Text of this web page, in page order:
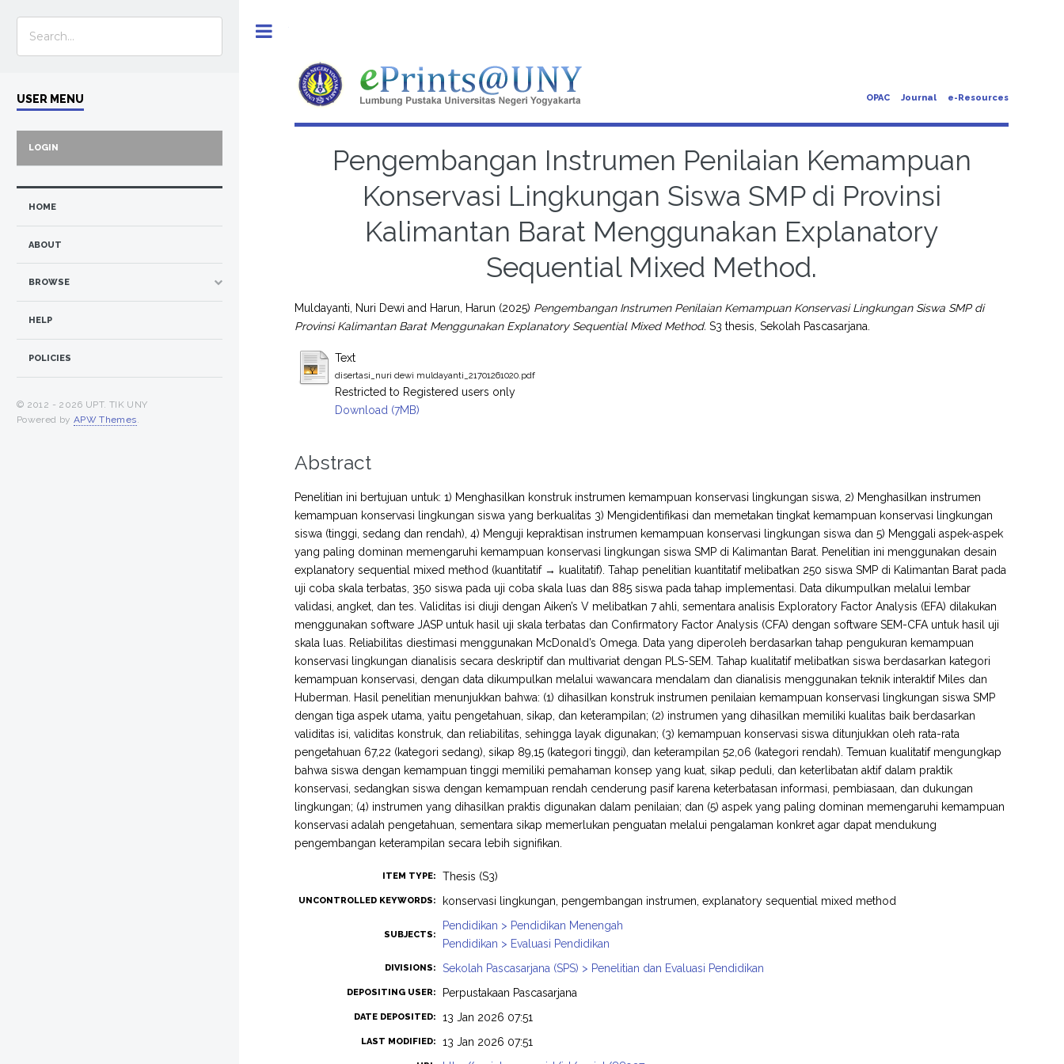
OPAC Journal e-Resources
Pengembangan Instrumen Penilaian Kemampuan
Konservasi Lingkungan Siswa SMP di Provinsi
Kalimantan Barat Menggunakan Explanatory
Sequential Mixed Method.
Muldayanti, Nuri Dewi and Harun, Harun (2025) Pengembangan Instrumen Penilaian Kemampuan Konservasi Lingkungan Siswa SMP di
Provinsi Kalimantan Barat Menggunakan Explanatory Sequential Mixed Method. S3 thesis, Sekolah Pascasarjana.
Text
disertasi_nuri dewi muldayanti_21701261020.pdf
Restricted to Registered users only
Download (7MB)
Abstract
Penelitian ini bertujuan untuk: 1) Menghasilkan konstruk instrumen kemampuan konservasi lingkungan siswa, 2) Menghasilkan instrumen
kemampuan konservasi lingkungan siswa yang berkualitas 3) Mengidentifikasi dan memetakan tingkat kemampuan konservasi lingkungan
siswa (tinggi, sedang dan rendah), 4) Menguji kepraktisan instrumen kemampuan konservasi lingkungan siswa dan 5) Menggali aspek-aspek
yang paling dominan memengaruhi kemampuan konservasi lingkungan siswa SMP di Kalimantan Barat. Penelitian ini menggunakan desain
explanatory sequential mixed method (kuantitatif → kualitatif). Tahap penelitian kuantitatif melibatkan 250 siswa SMP di Kalimantan Barat pada
uji coba skala terbatas, 350 siswa pada uji coba skala luas dan 885 siswa pada tahap implementasi. Data dikumpulkan melalui lembar
validasi, angket, dan tes. Validitas isi diuji dengan Aiken’s V melibatkan 7 ahli, sementara analisis Exploratory Factor Analysis (EFA) dilakukan
menggunakan software JASP untuk hasil uji skala terbatas dan Confirmatory Factor Analysis (CFA) dengan software SEM-CFA untuk hasil uji
skala luas. Reliabilitas diestimasi menggunakan McDonald’s Omega. Data yang diperoleh berdasarkan tahap pengukuran kemampuan
konservasi lingkungan dianalisis secara deskriptif dan multivariat dengan PLS-SEM. Tahap kualitatif melibatkan siswa berdasarkan kategori
kemampuan konservasi, dengan data dikumpulkan melalui wawancara mendalam dan dianalisis menggunakan teknik interaktif Miles dan
Huberman. Hasil penelitian menunjukkan bahwa: (1) dihasilkan konstruk instrumen penilaian kemampuan konservasi lingkungan siswa SMP
dengan tiga aspek utama, yaitu pengetahuan, sikap, dan keterampilan; (2) instrumen yang dihasilkan memiliki kualitas baik berdasarkan
validitas isi, validitas konstruk, dan reliabilitas, sehingga layak digunakan; (3) kemampuan konservasi siswa ditunjukkan oleh rata-rata
pengetahuan 67,22 (kategori sedang), sikap 89,15 (kategori tinggi), dan keterampilan 52,06 (kategori rendah). Temuan kualitatif mengungkap
bahwa siswa dengan kemampuan tinggi memiliki pemahaman konsep yang kuat, sikap peduli, dan keterlibatan aktif dalam praktik
konservasi, sedangkan siswa dengan kemampuan rendah cenderung pasif karena keterbatasan informasi, pembiasaan, dan dukungan
lingkungan; (4) instrumen yang dihasilkan praktis digunakan dalam penilaian; dan (5) aspek yang paling dominan memengaruhi kemampuan
konservasi adalah pengetahuan, sementara sikap memerlukan penguatan melalui pengalaman konkret agar dapat mendukung
pengembangan keterampilan secara lebih signifikan.
ITEM TYPE: Thesis (S3)
UNCONTROLLED KEYWORDS: konservasi lingkungan, pengembangan instrumen, explanatory sequential mixed method
SUBJECTS:
Pendidikan > Pendidikan Menengah
Pendidikan > Evaluasi Pendidikan
DIVISIONS: Sekolah Pascasarjana (SPS) > Penelitian dan Evaluasi Pendidikan
DEPOSITING USER: Perpustakaan Pascasarjana
DATE DEPOSITED: 13 Jan 2026 07:51
LAST MODIFIED: 13 Jan 2026 07:51
USER MENU
LOGIN
HOME
ABOUT
BROWSE
HELP
POLICIES
© 2012 - 2026 UPT. TIK UNY
Powered by APW Themes